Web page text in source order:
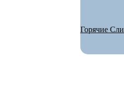
Горячие